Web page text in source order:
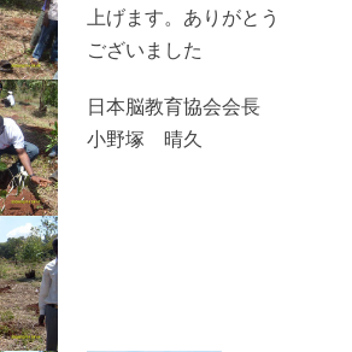
上げます。ありがとう
ございました
日本脳教育協会会長
小野塚 晴久